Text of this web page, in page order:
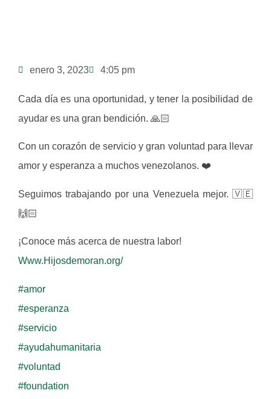
enero 3, 2023 4:05 pm
Cada día es una oportunidad, y tener la posibilidad de
ayudar es una gran bendición. 🙏🏻
Con un corazón de servicio y gran voluntad para llevar
amor y esperanza a muchos venezolanos. ❤️
Seguimos trabajando por una Venezuela mejor. 🇻🇪
🙌🏻
¡Conoce más acerca de nuestra labor!
Www.Hijosdemoran.org/
#amor
#esperanza
#servicio
#ayudahumanitaria
#voluntad
#foundation